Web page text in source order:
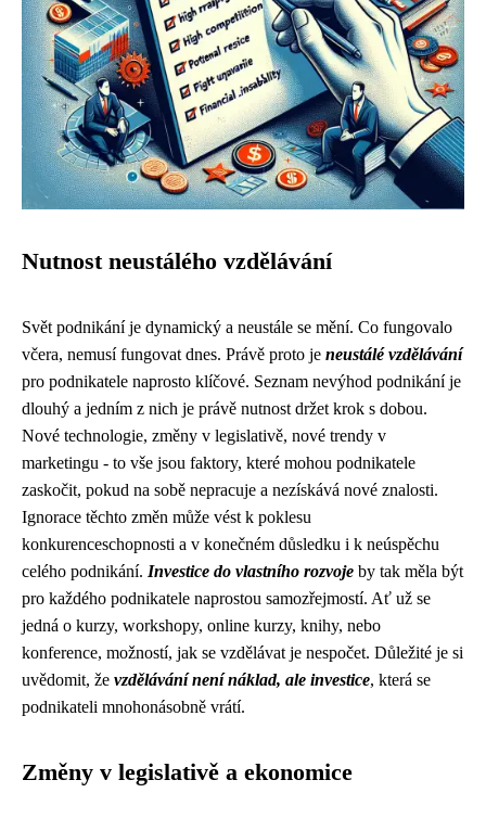
Nutnost neustálého vzdělávání
Svět podnikání je dynamický a neustále se mění. Co fungovalo
včera, nemusí fungovat dnes. Právě proto je neustálé vzdělávání
pro podnikatele naprosto klíčové. Seznam nevýhod podnikání je
dlouhý a jedním z nich je právě nutnost držet krok s dobou.
Nové technologie, změny v legislativě, nové trendy v
marketingu - to vše jsou faktory, které mohou podnikatele
zaskočit, pokud na sobě nepracuje a nezískává nové znalosti.
Ignorace těchto změn může vést k poklesu
konkurenceschopnosti a v konečném důsledku i k neúspěchu
celého podnikání. Investice do vlastního rozvoje by tak měla být
pro každého podnikatele naprostou samozřejmostí. Ať už se
jedná o kurzy, workshopy, online kurzy, knihy, nebo
konference, možností, jak se vzdělávat je nespočet. Důležité je si
uvědomit, že vzdělávání není náklad, ale investice, která se
podnikateli mnohonásobně vrátí.
Změny v legislativě a ekonomice